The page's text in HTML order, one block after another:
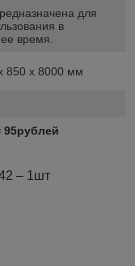
для
в
время.
850 х 8000 мм
– 1шт